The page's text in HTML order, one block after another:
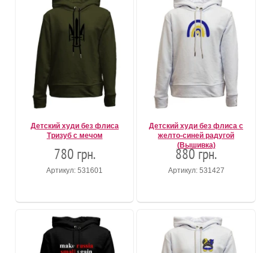
Детский худи без флиса
Тризуб с мечом
780 грн.
Артикул: 531601
Детский худи без флиса с
желто-синей радугой
(Вышивка)
880 грн.
Артикул: 531427